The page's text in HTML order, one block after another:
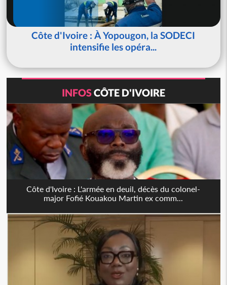
Côte d'Ivoire : À Yopougon, la SODECI
intensifie les opéra...
INFOSCÔTE D'IVOIRE
Côte d'Ivoire : L'armée en deuil, décès du colonel-
major Fofié Kouakou Martin ex comm...